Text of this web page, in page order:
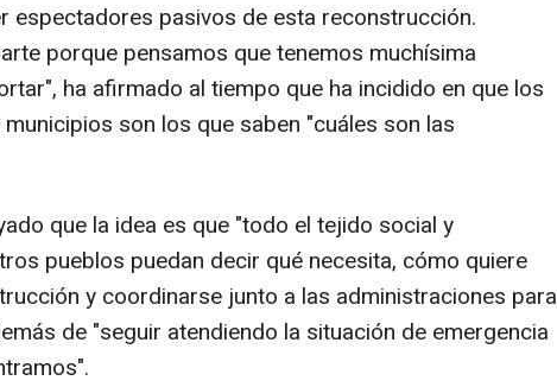
espectadores pasivos de esta reconstrucción.
porque pensamos que tenemos muchísima
ha afirmado al tiempo que ha incidido en que los
son los que saben "cuáles son las
que la idea es que "todo el tejido social y
pueblos puedan decir qué necesita, cómo quiere
y coordinarse junto a las administraciones para
de "seguir atendiendo la situación de emergencia